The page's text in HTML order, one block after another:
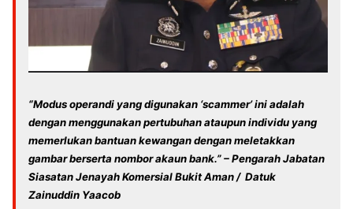
“Modus operandi yang digunakan ‘scammer’ ini adalah
dengan menggunakan pertubuhan ataupun individu yang
memerlukan bantuan kewangan dengan meletakkan
gambar berserta nombor akaun bank.” – Pengarah Jabatan
Siasatan Jenayah Komersial Bukit Aman / Datuk
Zainuddin Yaacob